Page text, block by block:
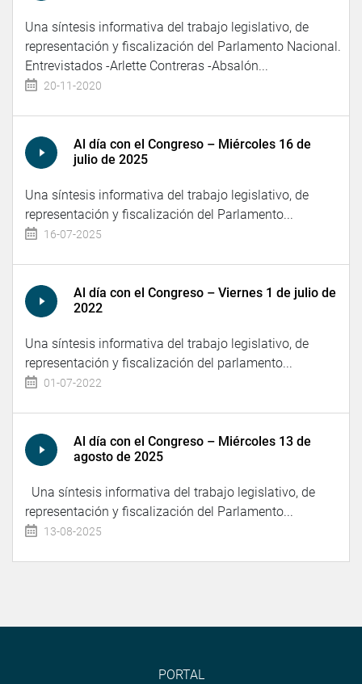
Una síntesis informativa del trabajo legislativo, de
representación y fiscalización del Parlamento Nacional.
Entrevistados -Arlette Contreras -Absalón...
20-11-2020
Al día con el Congreso – Miércoles 16 de
julio de 2025
Una síntesis informativa del trabajo legislativo, de
representación y fiscalización del Parlamento...
16-07-2025
Al día con el Congreso – Viernes 1 de julio de
2022
Una síntesis informativa del trabajo legislativo, de
representación y fiscalización del parlamento...
01-07-2022
Al día con el Congreso – Miércoles 13 de
agosto de 2025
Una síntesis informativa del trabajo legislativo, de
representación y fiscalización del Parlamento...
13-08-2025
PORTAL